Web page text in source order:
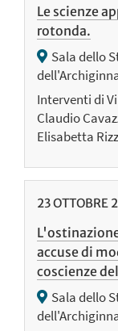
Le scienze
rotonda.
Sala dello
Interventi di
Claudio
Elisabetta
23OTTOBRE
accuse di
coscienze
Sala dello